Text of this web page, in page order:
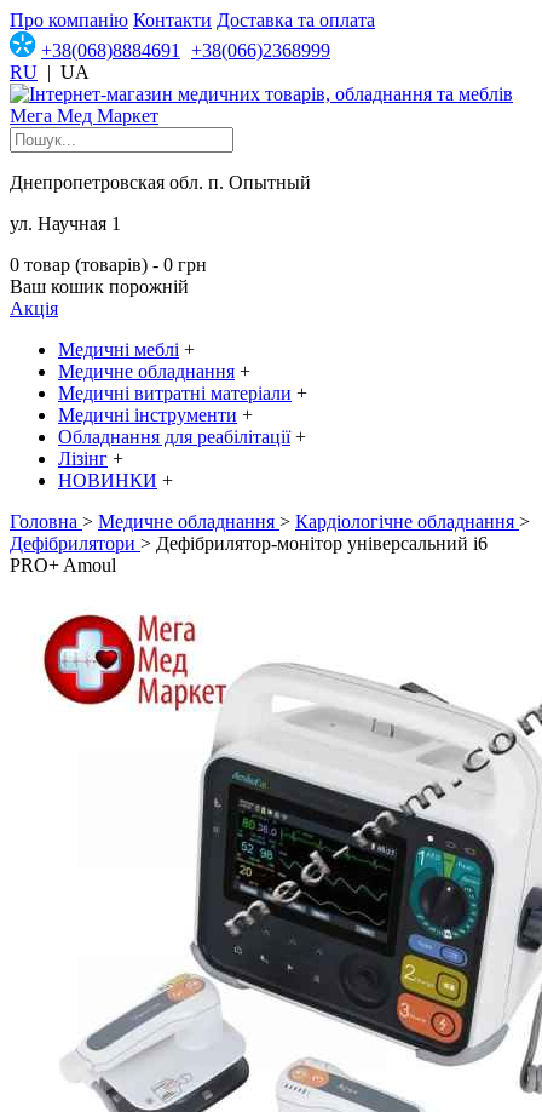
Про компанію Контакти Доставка та оплата
+38(068)8884691
+38(066)2368999
RU | UA
Днепропетровская обл. п. Опытный
ул. Научная 1
0 товар (товарів) - 0 грн
Ваш кошик порожній
Акція
Медичні меблі +
Медичне обладнання +
Медичні витратні матеріали +
Медичні інструменти +
Обладнання для реабілітації +
Лізінг +
НОВИНКИ +
Головна > Медичне обладнання > Кардіологічне обладнання >
Дефібрилятори > Дефібрилятор-монітор універсальний i6
PRO+ Amoul